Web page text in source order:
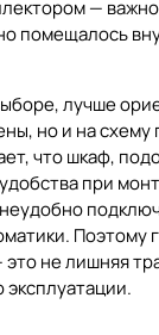
—
помещалось
лучше
но и на
что шкаф,
при
Поэтому
не лишняя
эксплуатации.